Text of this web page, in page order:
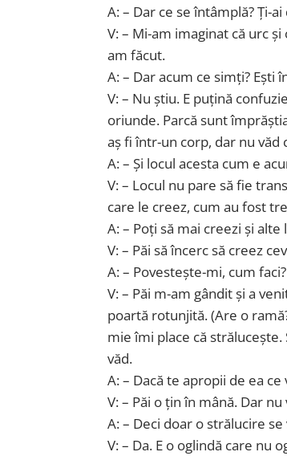
A: – Dar ce se întâmplă? Ți-
V: – Mi-am imaginat că urc
am făcut.
A: – Dar acum ce simți? Ești
V: – Nu știu. E puțină
oriunde. Parcă sunt
aș fi într-un corp, dar nu văd
A: – Și locul acesta cum e
V: – Locul nu pare să fie
care le creez, cum au fost
A: – Poți să mai creezi și alte
V: – Păi să încerc să creez
A: – Povestește-mi, cum faci?
V: – Păi m-am gândit și a
poartă rotunjită. (Are o
mie îmi place că strălucește.
văd.
A: – Dacă te apropii de ea ce
V: – Păi o țin în mână. Dar
A: – Deci doar o strălucire
V: – Da. E o oglindă care nu